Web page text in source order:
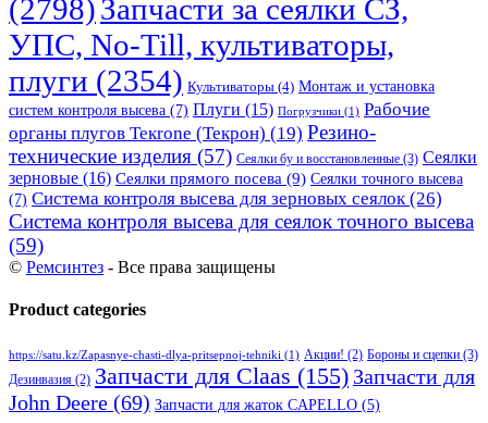
(2798)Запчасти за сеялки СЗ,
УПС, No-Till, культиваторы,
плуги (2354) Культиваторы (4) Монтаж и установка
систем контроля высева (7) Плуги (15) Погрузчики (1) Рабочие
органы плугов Текrоne (Текрон) (19) Резино-
технические изделия (57) Сеялки бу и восстановленные (3) Сеялки
зерновые (16) Сеялки прямого посева (9) Сеялки точного высева
(7) Система контроля высева для зерновых сеялок(26)
Система контроля высева для сеялок точного высева
(59)
© Ремсинтез - Все права защищены
Product categories
https://satu.kz/Zapasnye-chasti-dlya-pritsepnoj-tehniki (1) Акции! (2) Бороны и сцепки (3)
Дезинвазия (2) Запчасти для Claas (155) Запчасти для
John Deere (69) Запчасти для жаток CAPELLO (5)